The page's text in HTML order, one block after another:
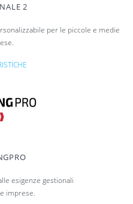
2
per le piccole e medie
esigenze gestionali
imprese.